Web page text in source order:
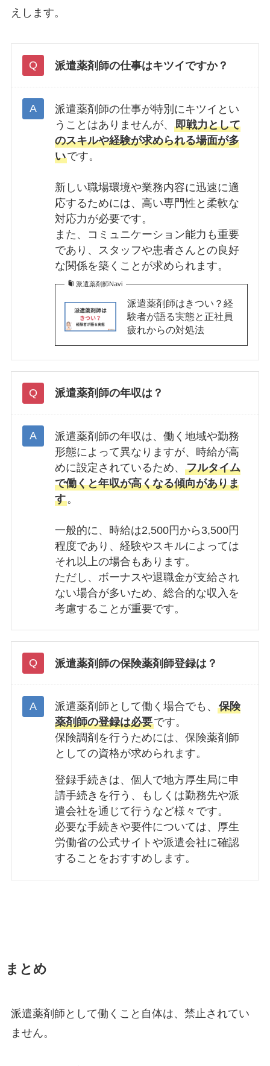
えします。
派遣薬剤師の仕事はキツイですか？
派遣薬剤師の仕事が特別にキツイとい
うことはありませんが、 即戦力として
のスキルや経験が求められる場面が多
いです。
新しい職場環境や業務内容に迅速に適
応するためには、高い専門性と柔軟な
対応力が必要です。
また、コミュニケーション能力も重要
であり、スタッフや患者さんとの良好
な関係を築くことが求められます。
派遣薬剤師Navi
派遣薬剤師はきつい？経
験者が語る実態と正社員
疲れからの対処法
派遣薬剤師の年収は？
派遣薬剤師の年収は、働く地域や勤務
形態によって異なりますが、時給が高
めに設定されているため、 フルタイム
で働くと年収が高くなる傾向がありま
す。
一般的に、時給は2,500円から3,500円
程度であり、経験やスキルによっては
それ以上の場合もあります。
ただし、ボーナスや退職金が支給され
ない場合が多いため、総合的な収入を
考慮することが重要です。
派遣薬剤師の保険薬剤師登録は？
派遣薬剤師として働く場合でも、 保険
薬剤師の登録は必要です。
保険調剤を行うためには、保険薬剤師
としての資格が求められます。
登録手続きは、個人で地方厚生局に申
請手続きを行う、もしくは勤務先や派
遣会社を通じて行うなど様々です。
必要な手続きや要件については、厚生
労働省の公式サイトや派遣会社に確認
することをおすすめします。
まとめ
派遣薬剤師として働くこと自体は、禁止されてい
ません。